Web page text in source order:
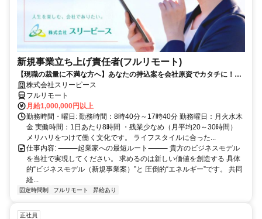
新規事業立ち上げ責任者(フルリモート)
【現職の裁量に不満な方へ】あなたの持込案を会社原資でカタチに！最
短6ヶ月で共同経営者の道へ
株式会社スリーピース
フルリモート
月給1,000,000円以上
勤務時間・曜日: 勤務時間：8時40分～17時40分 勤務曜日：月火水木
金 実働時間：1日あたり8時間 ・残業少なめ（月平均20～30時間）
メリハリをつけて働く文化です。 ライフスタイルに合った...
仕事内容: ⸻起業家への最短ルート⸻ 貴方のビジネスモデル
を当社で実現してください。 求めるのは新しい価値を創造する 具体
的“ビジネスモデル（新規事業案）”と 圧倒的“エネルギー”です。 共同
経...
固定時間制 フルリモート 昇給あり
正社員